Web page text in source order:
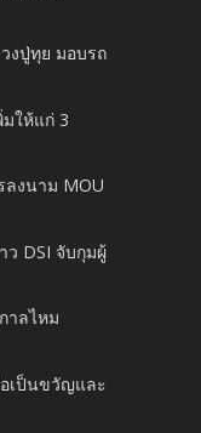
งปู่ทุย มอบรถ
ให้แก่ 3
งนาม MOU
DSI จับกุมผู้
าลไหม
เป็นขวัญและ